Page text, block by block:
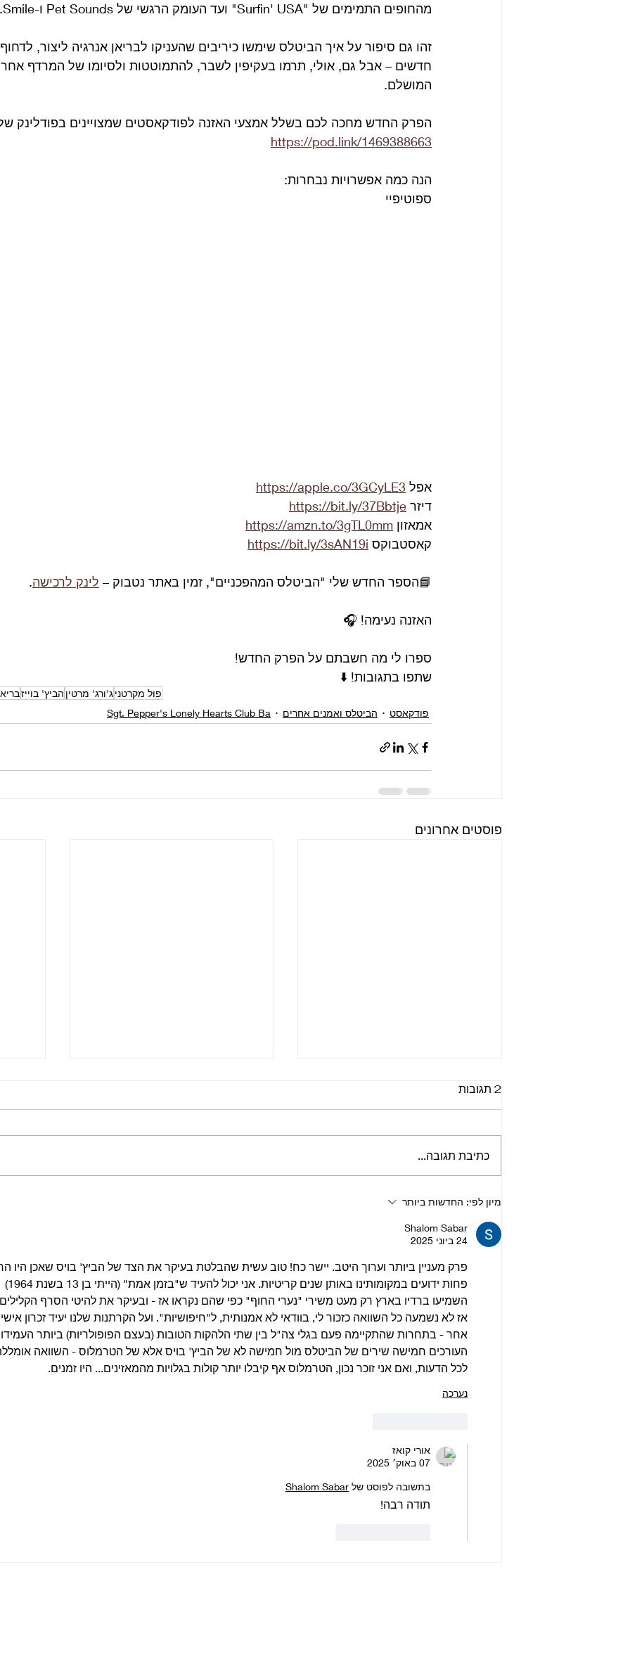
מהחופים התמימים של "Surfin' USA" ועד העומק הרגשי של Pet Sounds ו-Smile.
זהו גם סיפור על איך הביטלס שימשו כיריבים שהעניקו לבריאן אנרגיה ליצור,
חדשים – אבל גם, אולי, תרמו בעקיפין לשבר, להתמוטטות ולסיומו של המרדף
המושלם.
הפרק החדש מחכה לכם בשלל אמצעי האזנה לפודקאסטים שמצויינים בפודלינק
https://pod.link/1469388663
הנה כמה אפשרויות נבחרות:
ספוטיפיי
אפל https://apple.co/3GCyLE3
דיזר https://bit.ly/37Bbtje
אמאזון https://amzn.to/3gTL0mm
קאסטבוקס https://bit.ly/3sAN19i
📘הספר החדש שלי "הביטלס המהפכניים", זמין באתר נטבוק – לינק לרכישה.
האזנה נעימה! 🎧
ספרו לי מה חשבתם על הפרק החדש!
שתפו בתגובות! ⬇️
פול מקרטניג'ורג' מרטין הביץ' בוייז
פודקאסט
הביטלס ואמנים אחרים Sgt. Pepper's Lonely Hearts Club Ba
פוסטים אחרונים
📻 הפודקאסט ביטלמניקס –
- מהפכנות באופק
2 תגובות
כתיבת תגובה...
מיון לפי: החדשות ביותר
Shalom Sabar
24 ביוני 2025
פרק מעניין ביותר וערוך היטב. יישר כח! טוב עשית שהבלטת בעיקר את הצד של הביץ' בויס שאכן היו
פחות ידועים במקומותינו באותן שנים קריטיות. אני יכול להעיד ש"בזמן אמת" (הייתי בן 13 בשנת 1964)
השמיעו ברדיו בארץ רק מעט משירי "נערי החוף" כפי שהם נקראו אז - ובעיקר את להיטי הסרף
אז לא נשמעה כל השוואה כזכור לי, בוודאי לא אמנותית, ל"חיפושיות". ועל הקרתנות שלנו יעיד זכרון אישי
אחר - בתחרות שהתקיימה פעם בגלי צה"ל בין שתי הלהקות הטובות (בעצם הפופולריות) ביותר העמידו
העורכים חמישה שירים של הביטלס מול חמישה לא של הביץ' בויס אלא של הטרמלוס - השוואה
לכל הדעות, ואם אני זוכר נכון, הטרמלוס אף קיבלו יותר קולות בגלויות מהמאזינים... היו זמנים.
נערכה
אורי קואז
07 באוק׳ 2025
בתשובה לפוסט של Shalom Sabar
תודה רבה!